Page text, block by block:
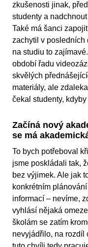
zkušenosti jinak,
studenty a
Také má šanci
zachytil v posledních
na studiu to
období řadu
skvělých
materiály, ale
čekal studenty,
Začíná nový
se má
To bych potřeboval
jsme poskládali tak,
bez výjimek. Ale jak
konkrétním
informací – nevíme,
vyhlásí nějaká
školám se zatím
nevyjádřilo, na rozdíl